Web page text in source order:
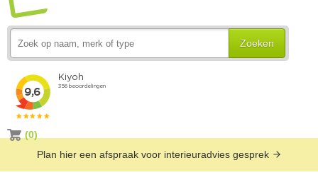
Zoeken
(0)
Plan hier een afspraak voor interieuradvies gesprek